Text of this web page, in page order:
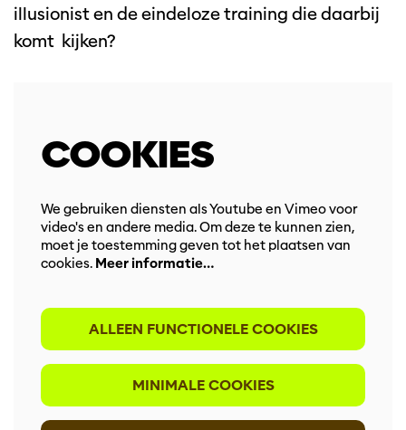
illusionist en de eindeloze training die daarbij
komt kijken?
COOKIES
We gebruiken diensten als Youtube en Vimeo voor
video's en andere media. Om deze te kunnen zien,
moet je toestemming geven tot het plaatsen van
cookies. Meer informatie…
ALLEEN FUNCTIONELE COOKIES
MINIMALE COOKIES